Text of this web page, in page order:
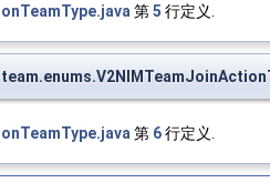
第5 行定义.
第 6行定义.